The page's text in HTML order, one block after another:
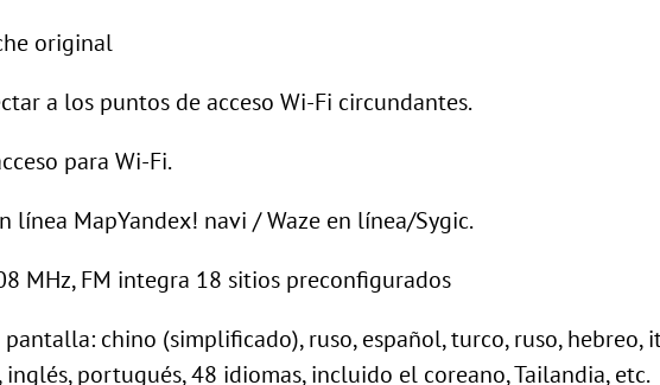
original
a los puntos de acceso Wi-Fi circundantes.
para Wi-Fi.
línea MapYandex! navi / Waze en línea/Sygic.
MHz, FM integra 18 sitios preconfigurados
chino (simplificado), ruso, español, turco, ruso, hebreo,
portugués, 48 idiomas, incluido el coreano, Tailandia, etc.